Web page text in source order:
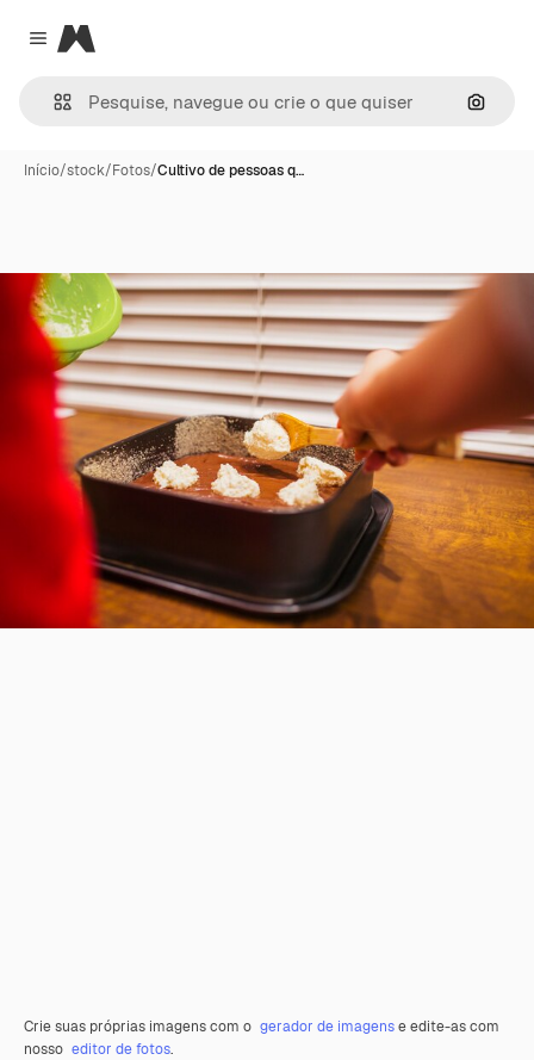
Close menu
Magnific
Início/stock/Fotos/Cultivo de pessoas q…
Crie suas próprias imagens com o gerador de imagense edite-as com
nosso editor de fotos.